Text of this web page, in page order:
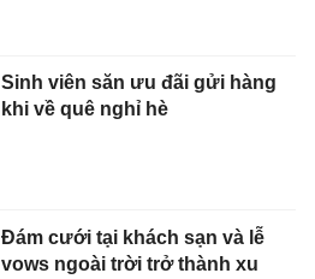
Sinh viên săn ưu đãi gửi hàng
khi về quê nghỉ hè
Đám cưới tại khách sạn và lễ
vows ngoài trời trở thành xu